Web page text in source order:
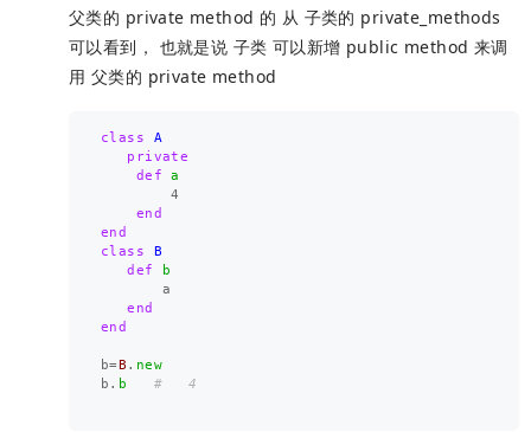
父类的 private method 的 从 子类的 private_methods
可以看到， 也就是说 子类 可以新增 public method 来调
用 父类的 private method
class
A
private
def
a
4
end
end
class
B
def
b
a
end
end
b=B . new
b . b #   4